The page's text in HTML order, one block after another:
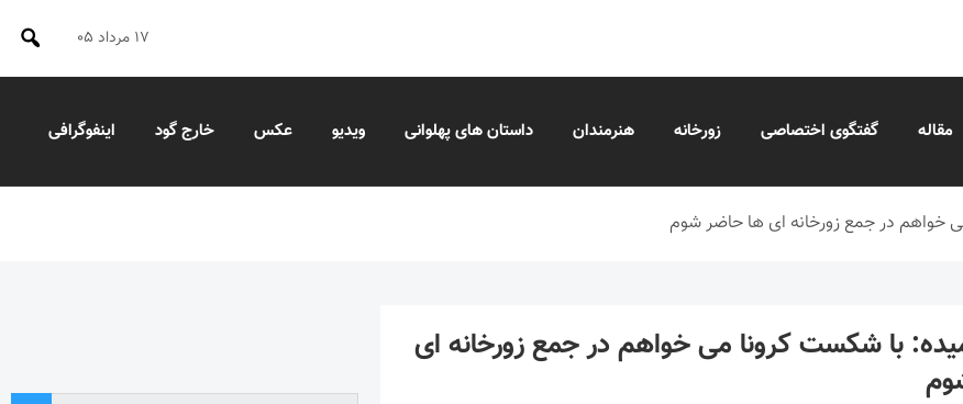
۱۷ مرداد ۰۵
مقاله گفتگوی اختصاصی زورخانه هنرمندان داستان های پهلوانی ویدیو عکس خارج گود اینفوگرافی
خواهم در جمع زورخانه ای ها حاضر شوم
با شکست کرونا می خواهم در جمع زورخانه ای